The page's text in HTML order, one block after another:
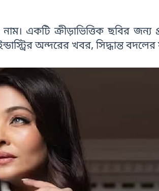
একটি ক্রীড়াভিত্তিক ছবির জন্য
অন্দরের খবর, সিদ্ধান্ত